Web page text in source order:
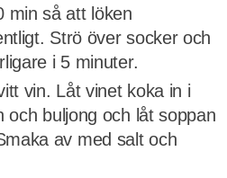
min så att löken
Strö över socker och
i 5 minuter.
vin. Låt vinet koka in i
och buljong och låt soppan
av med salt och